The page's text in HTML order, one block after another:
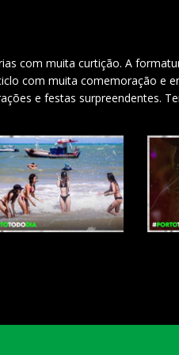
com muita curtição. A
com muita comemoração e
e festas surpreendentes.